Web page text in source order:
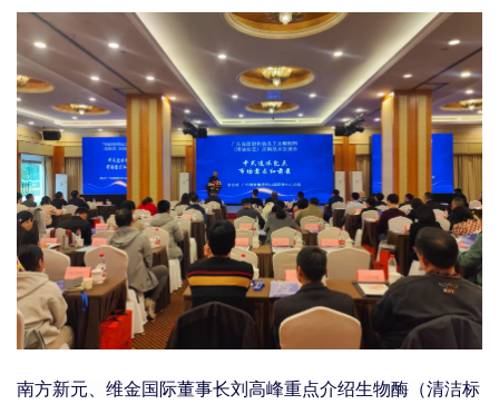
南方新元、维金国际董事长刘高峰重点介绍生物酶（清洁标